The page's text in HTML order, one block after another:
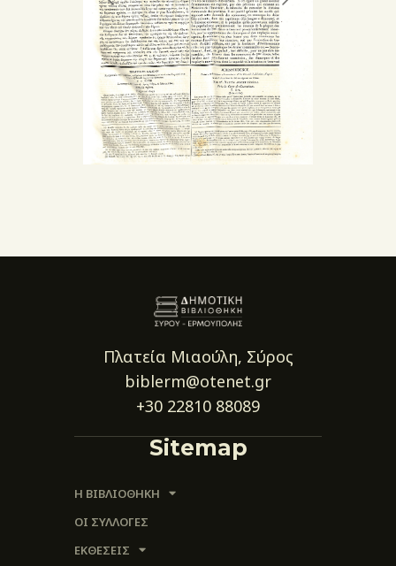
Πλατεία Μιαούλη, Σύρος
biblerm@otenet.gr
+30 22810 88089
Sitemap
Η ΒΙΒΛΙΟΘΗΚΗ
ΟΙ ΣΥΛΛΟΓΈΣ
ΕΚΘΕΣΕΙΣ